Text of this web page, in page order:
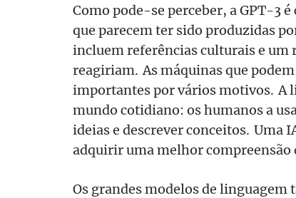
Como pode-se perceber, a GPT-3
que parecem ter sido produzidas
incluem referências culturais e um
reagiriam. As máquinas que
importantes por vários motivos. A
mundo cotidiano: os humanos a
ideias e descrever conceitos. Uma
adquirir uma melhor compreensão
Os grandes modelos de linguagem